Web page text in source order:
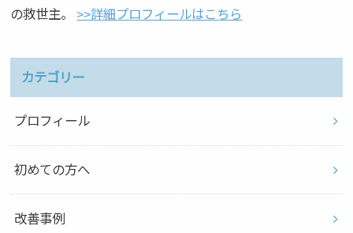
の救世主。>>詳細プロフィールはこちら
カテゴリー
プロフィール
初めての方へ
改善事例